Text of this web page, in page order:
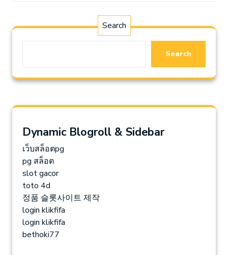
Search
Search
Dynamic Blogroll & Sidebar
เว็บสล็อตpg
pg สล็อต
slot gacor
toto 4d
정품 슬롯사이트 제작
login klikfifa
login klikfifa
bethoki77